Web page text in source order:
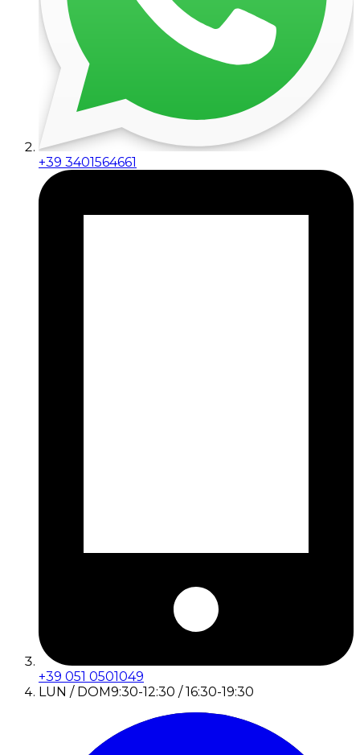
+39 3401564661
+39 051 0501049
LUN / DOM9:30-12:30 / 16:30-19:30